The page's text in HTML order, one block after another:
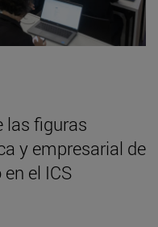
las figuras
y empresarial de
el ICS